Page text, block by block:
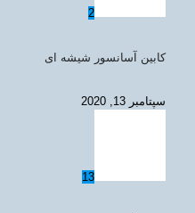
2
کابین آسانسور شیشه ای
سپتامبر 13, 2020
13